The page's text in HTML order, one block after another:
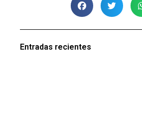
Entradas recientes